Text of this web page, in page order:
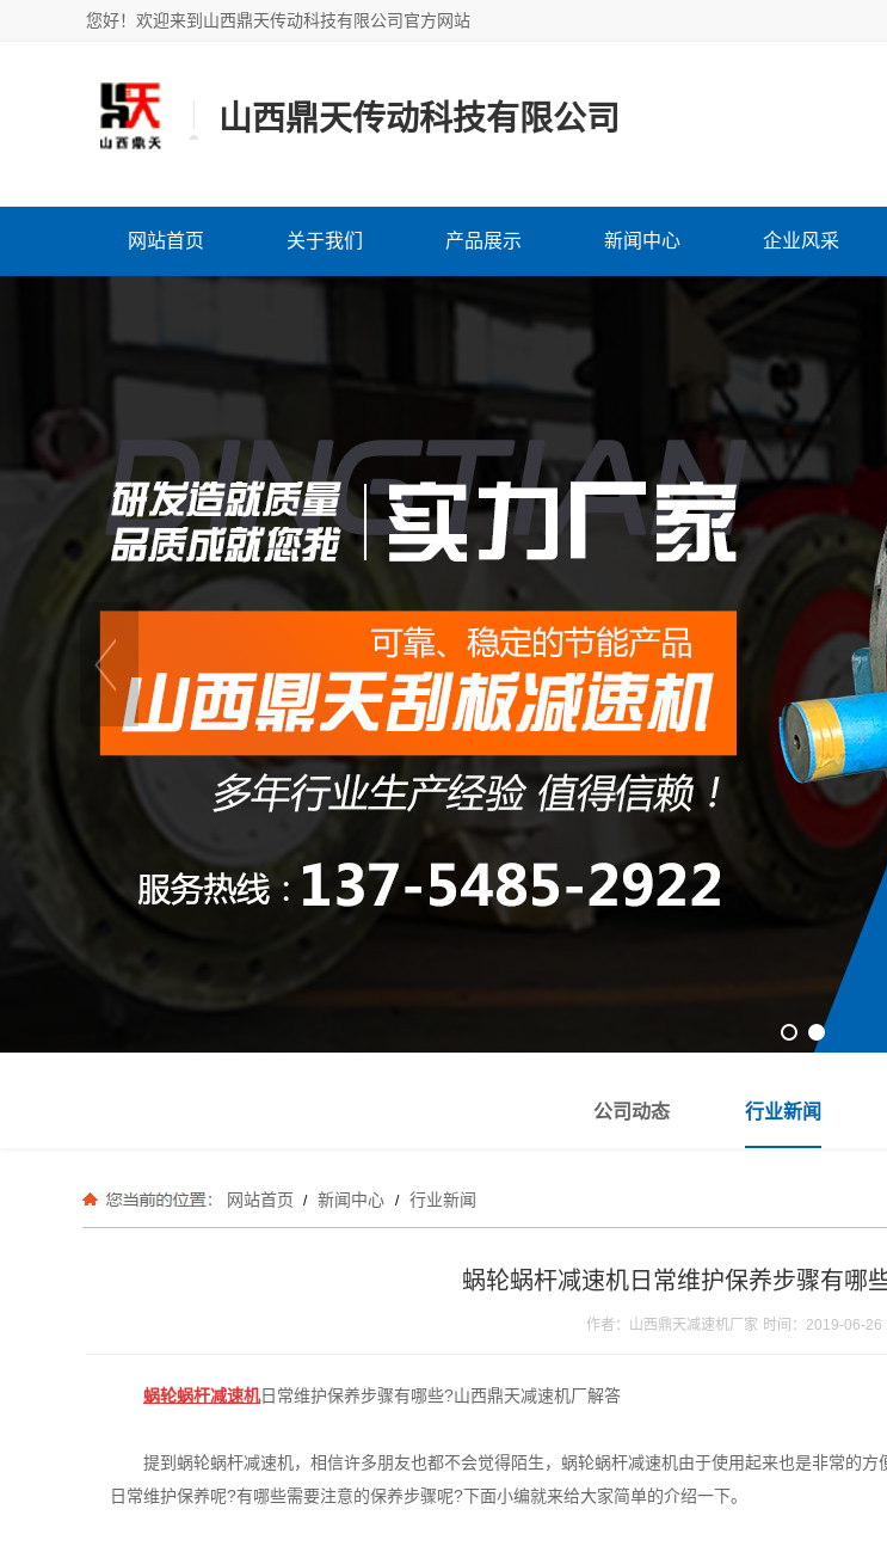
您好！欢迎来到山西鼎天传动科技有限公司官方网站
山西鼎天传动科技有限公司
网站首页 关于我们 产品展示 新闻中心 企业风采
公司动态 行业新闻
网站首页 / 新闻中心 / 行业新闻
蜗轮蜗杆减速机日常维护保养步骤有哪
作者：山西鼎天减速机厂家 时间：2019-06-26
蜗轮蜗杆减速机日常维护保养步骤有哪些?山西鼎天减速机厂解答
提到蜗轮蜗杆减速机，相信许多朋友也都不会觉得陌生，蜗轮蜗杆减速机由于使用起来也是非常的
日常维护保养呢?有哪些需要注意的保养步骤呢?下面小编就来给大家简单的介绍一下。